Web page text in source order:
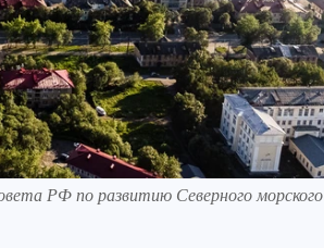
РФ по развитию Северного